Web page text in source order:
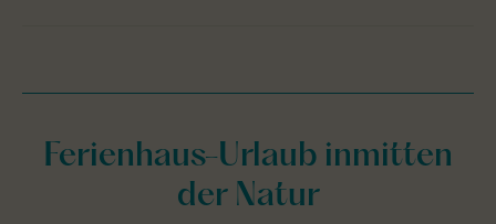
Ferienhaus-Urlaub inmitten
der Natur